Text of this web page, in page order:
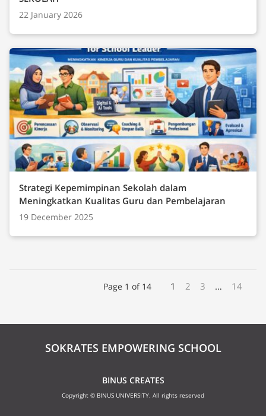
22 January 2026
Strategi Kepemimpinan Sekolah dalam
Meningkatkan Kualitas Guru dan Pembelajaran
19 December 2025
Page 1 of 14 1 2 3 … 14
SOKRATES EMPOWERING SCHOOL
BINUS CREATES
Copyright © BINUS UNIVERSITY. All rights reserved